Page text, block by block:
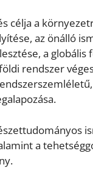
célja a
az önálló
a globális
rendszer
a